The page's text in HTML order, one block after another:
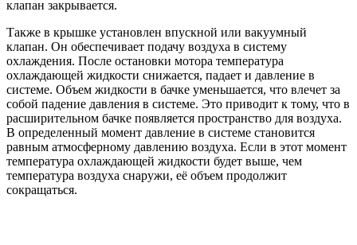
клапан закрывается.
Также в крышке установлен впускной или вакуумный
клапан. Он обеспечивает подачу воздуха в систему
охлаждения. После остановки мотора температура
охлаждающей жидкости снижается, падает и давление в
системе. Объем жидкости в бачке уменьшается, что влечет за
собой падение давления в системе. Это приводит к тому, что в
расширительном бачке появляется пространство для воздуха.
В определенный момент давление в системе становится
равным атмосферному давлению воздуха. Если в этот момент
температура охлаждающей жидкости будет выше, чем
температура воздуха снаружи, её объем продолжит
сокращаться.